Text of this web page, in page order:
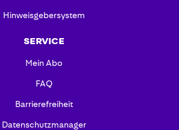
Hinweisgebersystem
SERVICE
Mein Abo
FAQ
Barrierefreiheit
Datenschutzmanager